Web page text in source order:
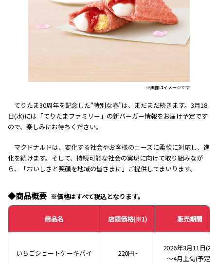
※画像はイメージです
てりたま30周年を記念した“特別な春”は、まだまだ続きます。3月18
日(水)には「てりたまファミリー」の新バーガー情報をお届け予定です
ので、楽しみにお待ちください。
マクドナルドは、変化する社会やお客様のニーズに柔軟に対応し、進
化を続けます。そして、持続可能な社会の実現に向けて取り組みなが
ら、「おいしさと笑顔を地域の皆さまに」ご提供してまいります。
◆商品概要 ※価格はすべて税込となります。
商品名 店頭価格(※1) 販売期間
いちごショートケーキパイ 220円~
2026年3月11日(水)
～4月上旬(予定)